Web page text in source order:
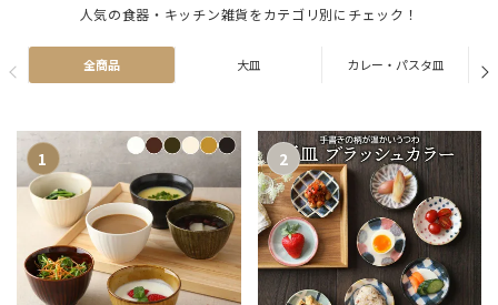
人気の食器・キッチン雑貨をカテゴリ別にチェック！
全商品 大皿 カレー・パスタ皿